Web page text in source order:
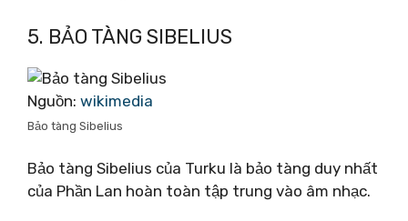
5. BẢO TÀNG SIBELIUS
Nguồn: wikimedia
Bảo tàng Sibelius
Bảo tàng Sibelius của Turku là bảo tàng duy nhất
của Phần Lan hoàn toàn tập trung vào âm nhạc.